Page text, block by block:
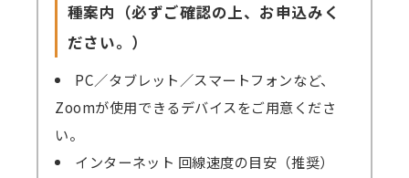
種案内（必ずご確認の上、お申込みく
ださい。）
PC／タブレット／スマートフォンなど、
Zoomが使用できるデバイスをご用意くださ
い。
インターネット 回線速度の目安（推奨）